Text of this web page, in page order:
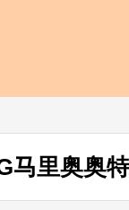
马里奥奥